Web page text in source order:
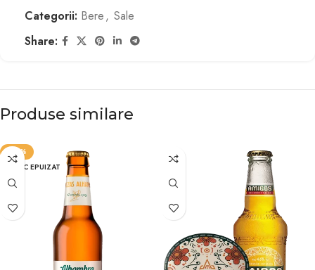
Categorii: Bere, Sale
Share:
Produse similare
-30%
STOC EPUIZAT